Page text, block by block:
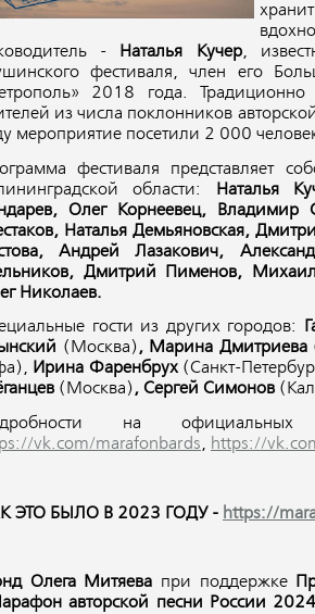
-
Наталья Кучер,
фестиваля, член его
2018 года. Традиционно
из числа поклонников
мероприятие посетили 2 000
фестиваля представляет
области:
Наталья
Олег Корнеевец,
Наталья Демьяновская,
Андрей Лазакович,
Дмитрий Пименов,
Николаев.
гости из других городов:
(Москва), Марина Дмитриева
Ирина Фаренбрух (Санкт-
(Москва), Сергей Симонов
на
vk.com/marafonbards, https://
ЭТО БЫЛО В 2023 ГОДУ - https://
Олега Митяева при поддержке
авторской песни России